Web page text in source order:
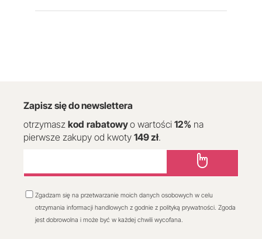
Zapisz się do newslettera
otrzymasz kod rabatowyo wartości 12% na
pierwsze zakupy od kwoty 149 zł.
Zgadzam się na przetwarzanie moich danych osobowych w celu
otrzymania informacji handlowych z godnie z polityką prywatności. Zgoda
jest dobrowolna i może być w każdej chwili wycofana.